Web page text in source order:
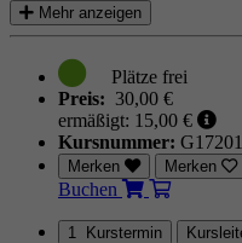
Mehr anzeigen
Preis: 30,00 €
ermäßigt: 15,00 €
Kursnummer:
Merken Merken
Buchen
1 Kurstermin